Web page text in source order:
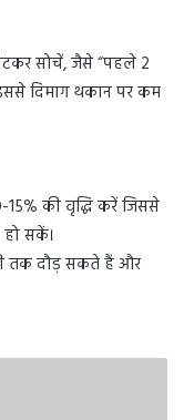
सोचें, जैसे “पहले 2
दिमाग थकान पर कम
की वृद्धि करें जिससे
सकें।
तक दौड़ सकते हैं और